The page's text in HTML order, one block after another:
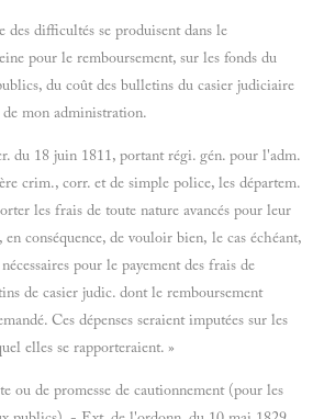
des difficultés se produisent dans le
pour le remboursement, sur les fonds du
du coût des bulletins du casier judiciaire
mon administration.
du 18 juin 1811, portant régi. gén. pour l'adm.
crim., corr. et de simple police, les départem.
les frais de toute nature avancés pour leur
en conséquence, de vouloir bien, le cas échéant,
pour le payement des frais de
de casier judic. dont le remboursement
Ces dépenses seraient imputées sur les
elles se rapporteraient. »
de promesse de cautionnement (pour les